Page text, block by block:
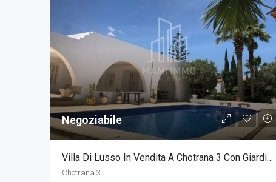
Negoziabile
Villa Di Lusso In Vendita A Chotrana 3 Con Giardino E Piscina
Chotrana 3